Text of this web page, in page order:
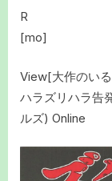
R
[mo]
View[大作のい
ハラズリハラ告
ルズ) Online